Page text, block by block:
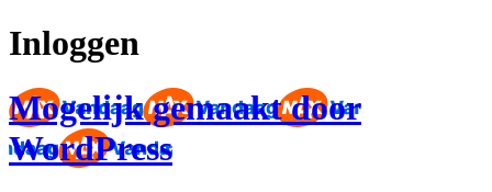
Inloggen
Mogelijk gemaakt door
WordPress